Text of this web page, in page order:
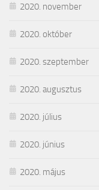
2020. november
2020. október
2020. szeptember
2020. augusztus
2020. július
2020. június
2020. május